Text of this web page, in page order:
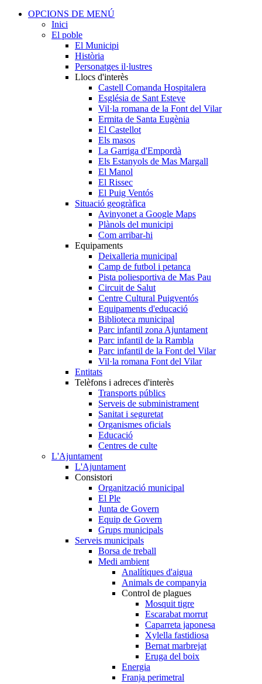
OPCIONS DE MENÚ
Inici
El poble
El Municipi
Història
Personatges il·lustres
Llocs d'interès
Castell Comanda Hospitalera
Església de Sant Esteve
Vil·la romana de la Font del Vilar
Ermita de Santa Eugènia
El Castellot
Els masos
La Garriga d'Empordà
Els Estanyols de Mas Margall
El Manol
El Rissec
El Puig Ventós
Situació geogràfica
Avinyonet a Google Maps
Plànols del municipi
Com arribar-hi
Equipaments
Deixalleria municipal
Camp de futbol i petanca
Pista poliesportiva de Mas Pau
Circuit de Salut
Centre Cultural Puigventós
Equipaments d'educació
Biblioteca municipal
Parc infantil zona Ajuntament
Parc infantil de la Rambla
Parc infantil de la Font del Vilar
Vil·la romana Font del Vilar
Entitats
Telèfons i adreces d'interès
Transports públics
Serveis de subministrament
Sanitat i seguretat
Organismes oficials
Educació
Centres de culte
L'Ajuntament
L'Ajuntament
Consistori
Organització municipal
El Ple
Junta de Govern
Equip de Govern
Grups municipals
Serveis municipals
Borsa de treball
Medi ambient
Analítiques d'aigua
Animals de companyia
Control de plagues
Mosquit tigre
Escarabat morrut
Caparreta japonesa
Xylella fastidiosa
Bernat marbrejat
Eruga del boix
Energia
Franja perimetral